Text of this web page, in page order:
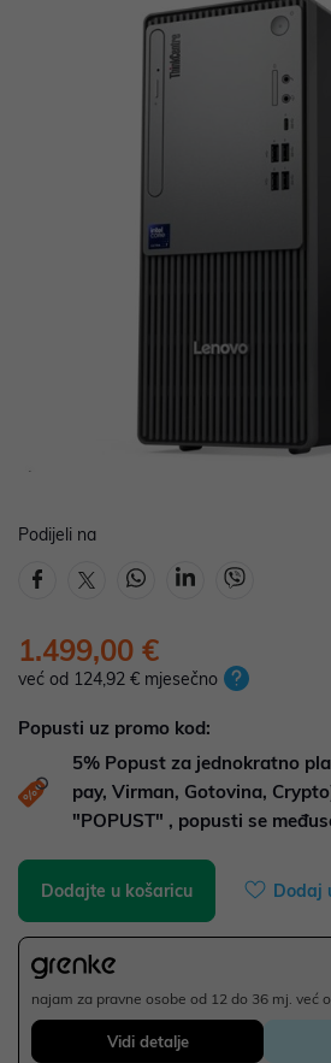
Podijeli na
1.499,00 €
već od 124,92 € mjesečno
Popusti uz promo kod:
5% Popust za jednokratno
pay, Virman, Gotovina,
"POPUST" , popusti se
Dodajte u košaricu Dodaj
najam za pravne osobe od 12 do 36 mj. već
Vidi detalje